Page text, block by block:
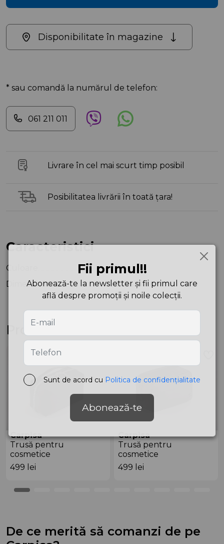
Disponibilitate în magazine
* sau comandă la numărul de telefon:
061 211 011
Livrare în cel mai scurt timp posibil
Posibilitatea livrării în toată țara!
Caracteristici
Culoare
Black
Dimensiuni
3X25X17 cm
Produse asemănătoare
Carpisa
Trusă pentru
cosmetice
499 lei
Carpisa
Trusă pentru
cosmetice
499 lei
De ce merită să comanzi de pe
Fii primul!!
Abonează-te la newsletter și fii primul care
află despre promoții și noile colecții.
Sunt de acord cu Politica de confidențialitate
Abonează-te